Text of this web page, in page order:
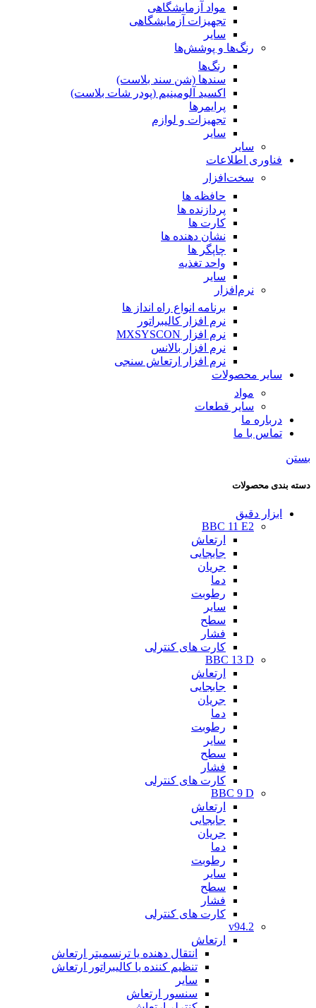
مواد آزمایشگاهی
تجهیزات آزمایشگاهی
سایر
رنگ‌ها و پوشش‌‌ها
رنگ‌ها
سندها (شن سند بلاست)
اکسید آلومینیم (پودر شات بلاست)
پرایمر‌ها
تجهیزات و لوازم
سایر
سایر
فناوری اطلاعات
سخت‌افزار
حافظه ها
پردازنده ها
کارت ها
نشان دهنده ها
چاپگر ها
واحد تغذیه
سایر
نرم‌افزار
برنامه انواع راه انداز ها
نرم افزار کالیبراتور
نرم افزار MXSYSCON
نرم افزار بالانس
نرم افزار ارتعاش سنجی
سایر محصولات
مواد
سایر قطعات
درباره ما
تماس با ما
بستن
دسته بندی محصولات
ابزار دقیق
BBC 11 E2
ارتعاش
جابجایی
جریان
دما
رطوبت
سایر
سطح
فشار
کارت های کنترلی
BBC 13 D
ارتعاش
جابجایی
جریان
دما
رطوبت
سایر
سطح
فشار
کارت های کنترلی
BBC 9 D
ارتعاش
جابجایی
جریان
دما
رطوبت
سایر
سطح
فشار
کارت های کنترلی
v94.2
ارتعاش
انتقال دهنده یا ترنسمیتر ارتعاش
تنظیم کننده یا کالیبراتور ارتعاش
سایر
سنسور ارتعاش